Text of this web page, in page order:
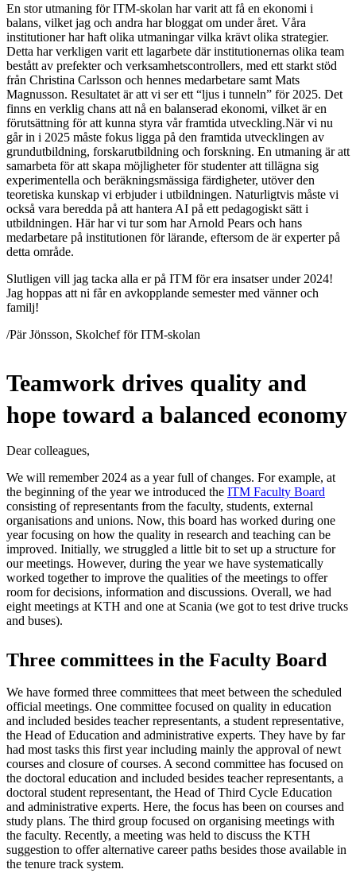
En stor utmaning för ITM-skolan har varit att få en ekonomi i
balans, vilket jag och andra har bloggat om under året. Våra
institutioner har haft olika utmaningar vilka krävt olika strategier.
Detta har verkligen varit ett lagarbete där institutionernas olika team
bestått av prefekter och verksamhetscontrollers, med ett starkt stöd
från Christina Carlsson och hennes medarbetare samt Mats
Magnusson. Resultatet är att vi ser ett “ljus i tunneln” för 2025. Det
finns en verklig chans att nå en balanserad ekonomi, vilket är en
förutsättning för att kunna styra vår framtida utveckling.När vi nu
går in i 2025 måste fokus ligga på den framtida utvecklingen av
grundutbildning, forskarutbildning och forskning. En utmaning är att
samarbeta för att skapa möjligheter för studenter att tillägna sig
experimentella och beräkningsmässiga färdigheter, utöver den
teoretiska kunskap vi erbjuder i utbildningen. Naturligtvis måste vi
också vara beredda på att hantera AI på ett pedagogiskt sätt i
utbildningen. Här har vi tur som har Arnold Pears och hans
medarbetare på institutionen för lärande, eftersom de är experter på
detta område.
Slutligen vill jag tacka alla er på ITM för era insatser under 2024!
Jag hoppas att ni får en avkopplande semester med vänner och
familj!
/Pär Jönsson, Skolchef för ITM-skolan
Teamwork drives quality and
hope toward a balanced economy
Dear colleagues,
We will remember 2024 as a year full of changes. For example, at
the beginning of the year we introduced the ITM Faculty Board
consisting of representants from the faculty, students, external
organisations and unions. Now, this board has worked during one
year focusing on how the quality in research and teaching can be
improved. Initially, we struggled a little bit to set up a structure for
our meetings. However, during the year we have systematically
worked together to improve the qualities of the meetings to offer
room for decisions, information and discussions. Overall, we had
eight meetings at KTH and one at Scania (we got to test drive trucks
and buses).
Three committees in the Faculty Board
We have formed three committees that meet between the scheduled
official meetings. One committee focused on quality in education
and included besides teacher representants, a student representative,
the Head of Education and administrative experts. They have by far
had most tasks this first year including mainly the approval of newt
courses and closure of courses. A second committee has focused on
the doctoral education and included besides teacher representants, a
doctoral student representant, the Head of Third Cycle Education
and administrative experts. Here, the focus has been on courses and
study plans. The third group focused on organising meetings with
the faculty. Recently, a meeting was held to discuss the KTH
suggestion to offer alternative career paths besides those available in
the tenure track system.